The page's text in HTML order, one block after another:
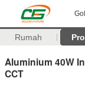
Rumah
Aluminium 40W
CCT